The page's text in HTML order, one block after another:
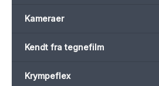
Kameraer
Kendt fra tegnefilm
Krympeflex